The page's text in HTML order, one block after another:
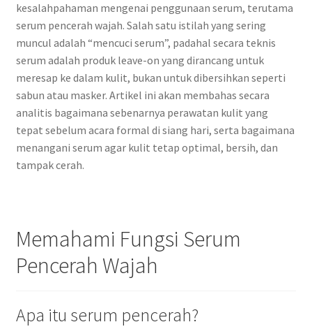
kesalahpahaman mengenai penggunaan serum, terutama
serum pencerah wajah. Salah satu istilah yang sering
muncul adalah “mencuci serum”, padahal secara teknis
serum adalah produk leave-on yang dirancang untuk
meresap ke dalam kulit, bukan untuk dibersihkan seperti
sabun atau masker. Artikel ini akan membahas secara
analitis bagaimana sebenarnya perawatan kulit yang
tepat sebelum acara formal di siang hari, serta bagaimana
menangani serum agar kulit tetap optimal, bersih, dan
tampak cerah.
Memahami Fungsi Serum
Pencerah Wajah
Apa itu serum pencerah?